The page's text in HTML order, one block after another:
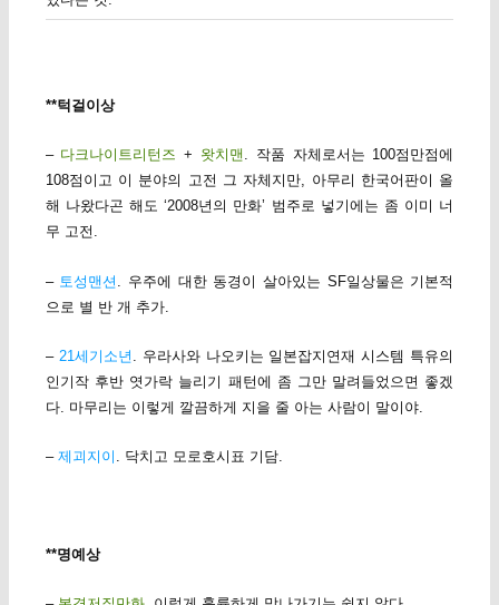
**턱걸이상
– 다크나이트리턴즈 + 왓치맨 . 작품 자체로서는 100점만점에
108점이고 이 분야의 고전 그 자체지만, 아무리 한국어판이 올
해 나왔다곤 해도 ‘2008년의 만화’ 범주로 넣기에는 좀 이미 너
무 고전.
– 토성맨션
. 우주에 대한 동경이 살아있는 SF일상물은 기본적
으로 별 반 개 추가.
– 21세기소년
. 우라사와 나오키는 일본잡지연재 시스템 특유의
인기작 후반 엿가락 늘리기 패턴에 좀 그만 말려들었으면 좋겠
다. 마무리는 이렇게 깔끔하게 지을 줄 아는 사람이 말이야.
– 제괴지이 . 닥치고 모로호시표 기담.
**명예상